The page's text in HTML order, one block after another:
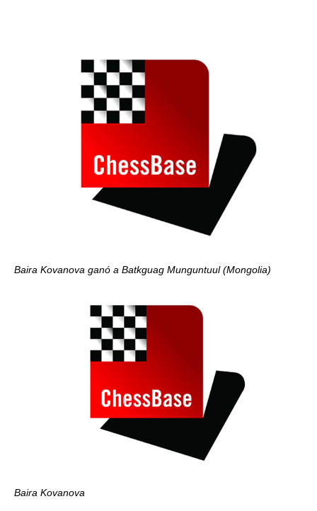
Baira Kovanova ganó a Batkguag Munguntuul (Mongolia)
Baira Kovanova